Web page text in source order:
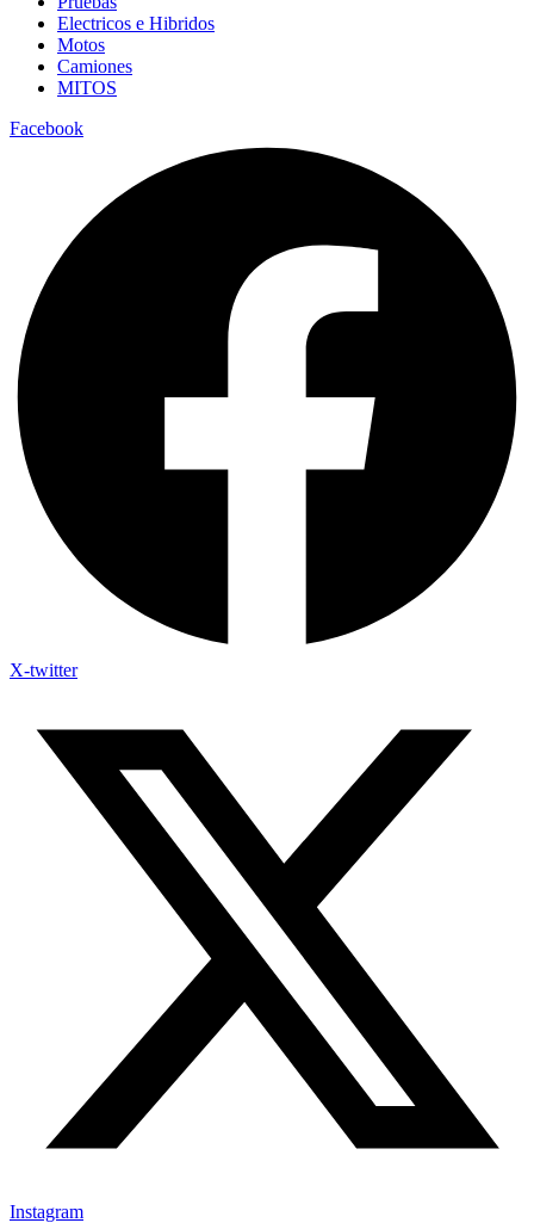
Electricos e Hibridos
Motos
Camiones
MITOS
Facebook
X-twitter
Instagram